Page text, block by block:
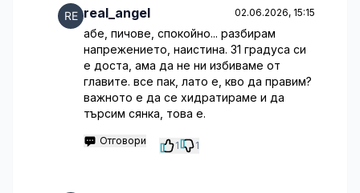
real_angel 02.06.2026, 15:15
абе, пичове, спокойно... разбирам
напрежението, наистина. 31 градуса си
е доста, ама да не ни избиваме от
главите. все пак, лато е, кво да правим?
важното е да се хидратираме и да
търсим сянка, това е.
Отговори 1 1